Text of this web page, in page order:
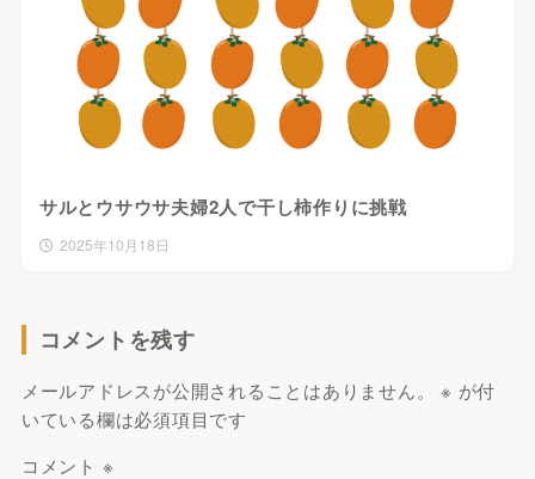
サルとウサウサ夫婦2人で干し柿作りに挑戦
2025年10月18日
コメントを残す
メールアドレスが公開されることはありません。 ※ が付
いている欄は必須項目です
コメント ※